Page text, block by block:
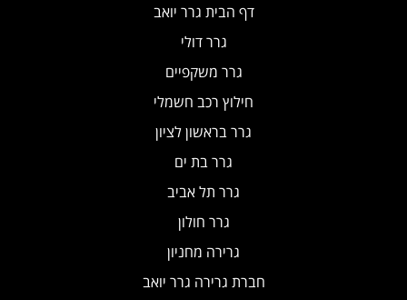
דף הבית גרר יואב
גרר דולי
גרר משקפיים
חילוץ רכב חשמלי
גרר בראשון לציון
גרר בת ים
גרר תל אביב
גרר חולון
גרירה מחניון
חברת גרירה גרר יואב